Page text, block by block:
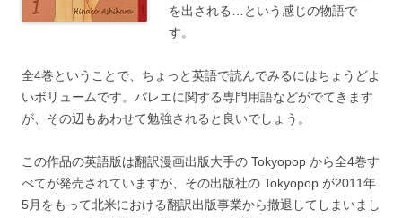
を出される…という感じの物語で
す。
全4巻ということで、ちょっと英語で読んでみるにはちょうどよ
いボリュームです。バレエに関する専門用語などがでてきます
が、その辺もあわせて勉強されると良いでしょう。
この作品の英語版は翻訳漫画出版大手の Tokyopop から全4巻す
べてが発売されていますが、その出版社の Tokyopop が2011年
5月をもって北米における翻訳出版事業から撤退してしまいまし